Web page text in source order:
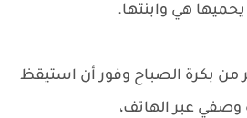
هي وابنتها.
من بكرة الصباح وفور أن استيقظ
وصفي عبر الهاتف،